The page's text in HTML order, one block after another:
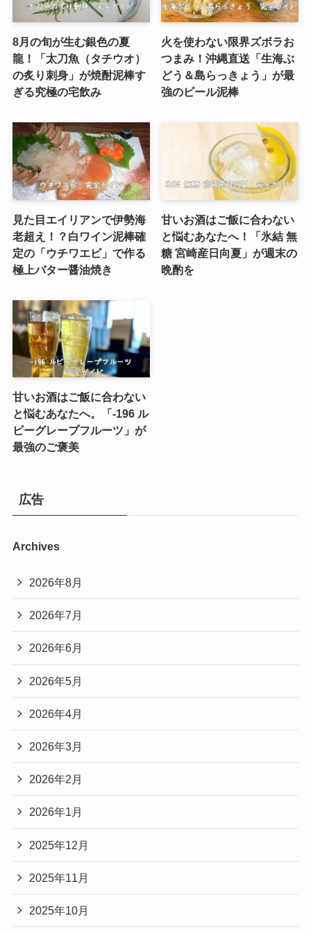
8月の旬が生む銀色の夏
龍！「太刀魚（タチウオ）
の炙り刺身」が焼酎泥棒す
ぎる究極の宅飲み
火を使わない限界ズボラお
つまみ！沖縄直送「生海ぶ
どう＆島らっきょう」が最
強のビール泥棒
見た目エイリアンで伊勢海
老超え！？白ワイン泥棒確
定の「ウチワエビ」で作る
極上バター醤油焼き
甘いお酒はご飯に合わない
と悩むあなたへ！「氷結 無
糖 宮崎産日向夏」が週末の
晩酌を
甘いお酒はご飯に合わない
と悩むあなたへ。「-196 ル
ビーグレープフルーツ」が
最強のご褒美
広告
Archives
2026年8月
2026年7月
2026年6月
2026年5月
2026年4月
2026年3月
2026年2月
2026年1月
2025年12月
2025年11月
2025年10月